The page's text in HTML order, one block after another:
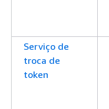
Serviço de
troca de
token